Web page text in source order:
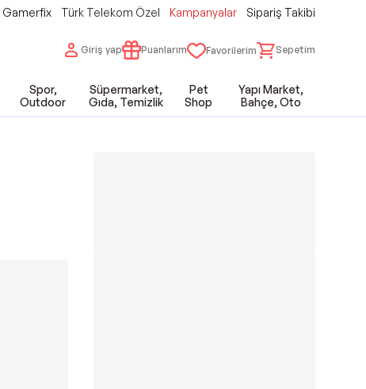
Gamerfix Türk Telekom Özel Kampanyalar Sipariş Takibi
Giriş yap Puanlarım Favorilerim Sepetim
Spor,
Outdoor
Süpermarket,
Gıda, Temizlik
Pet
Shop
Yapı Market,
Bahçe, Oto